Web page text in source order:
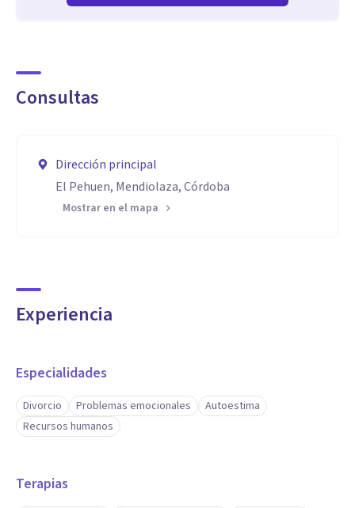
Consultas
Dirección principal
El Pehuen, Mendiolaza, Córdoba
Mostrar en el mapa
Experiencia
Especialidades
Divorcio Problemas emocionales
Autoestima
Recursos humanos
Terapias